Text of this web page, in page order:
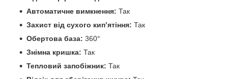
Автоматичне вимкнення: Так
Захист від сухого кип’ятіння: Так
Обертова база: 360°
Знімна кришка: Так
Тепловий запобіжник: Так